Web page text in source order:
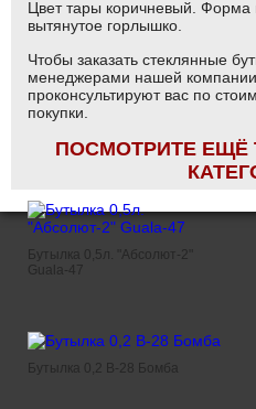
Цвет тары коричневый. Форма
вытянутое горлышко.
Чтобы заказать стеклянные
менеджерами нашей
проконсультируют вас по
покупки.
ПОСМОТРИТЕ
Бутылка 0,5л. "Абсолют-2"
Guala-47
Бутылка 0,2 B-28 Бомба